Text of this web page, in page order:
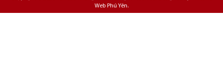
Web Phú Yên.